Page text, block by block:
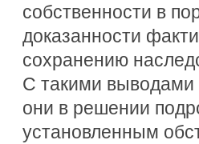
собственности в
доказанности
сохранению
С такими выводами
они в решении
установленным